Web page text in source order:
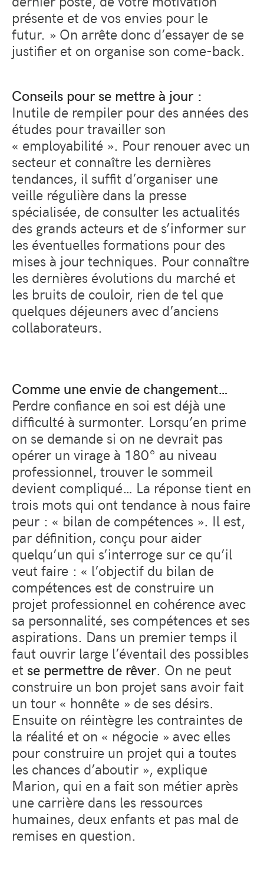
présente et de vos envies pour le
futur. » On arrête donc d’essayer de se
justifier et on organise son come-back.
Conseils pour se mettre à jour :
Inutile de rempiler pour des années des
études pour travailler son
« employabilité ». Pour renouer avec un
secteur et connaître les dernières
tendances, il suffit d’organiser une
veille régulière dans la presse
spécialisée, de consulter les actualités
des grands acteurs et de s’informer sur
les éventuelles formations pour des
mises à jour techniques. Pour connaître
les dernières évolutions du marché et
les bruits de couloir, rien de tel que
quelques déjeuners avec d’anciens
collaborateurs.
Comme une envie de changement…
Perdre confiance en soi est déjà une
difficulté à surmonter. Lorsqu’en prime
on se demande si on ne devrait pas
opérer un virage à 180° au niveau
professionnel, trouver le sommeil
devient compliqué… La réponse tient en
trois mots qui ont tendance à nous faire
peur : « bilan de compétences ». Il est,
par définition, conçu pour aider
quelqu’un qui s’interroge sur ce qu’il
veut faire : « l’objectif du bilan de
compétences est de construire un
projet professionnel en cohérence avec
sa personnalité, ses compétences et ses
aspirations. Dans un premier temps il
faut ouvrir large l’éventail des possibles
et se permettre de rêver. On ne peut
construire un bon projet sans avoir fait
un tour « honnête » de ses désirs.
Ensuite on réintègre les contraintes de
la réalité et on « négocie » avec elles
pour construire un projet qui a toutes
les chances d’aboutir », explique
Marion, qui en a fait son métier après
une carrière dans les ressources
humaines, deux enfants et pas mal de
remises en question.